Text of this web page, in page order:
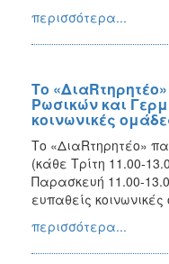
περισσότερα...
Το
Ρωσικών και
κοινωνικές
Το «ΔιαRτηρητέο»
(κάθε Τρίτη 11.00-
Παρασκευή 11.00-
ευπαθείς
περισσότερα...